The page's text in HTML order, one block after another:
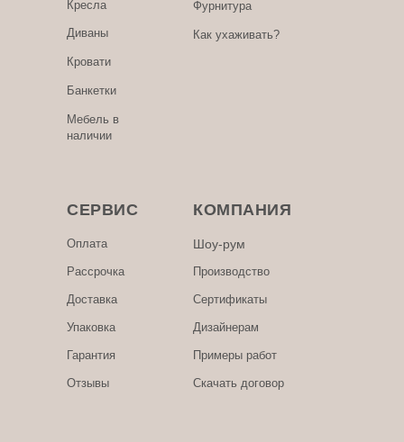
Примеры работ
Сертификаты
Дизайнерам
Производство
Скачать договор
КОМПАНИЯ
Оплата
Упаковка
СЕРВИС
Гарантия
Отзывы
Доставка
Фурнитура
Как ухаживать?
Кресла
Диваны
Кровати
Банкетки
Мебель в
наличии
Шоу-рум
Рассрочка